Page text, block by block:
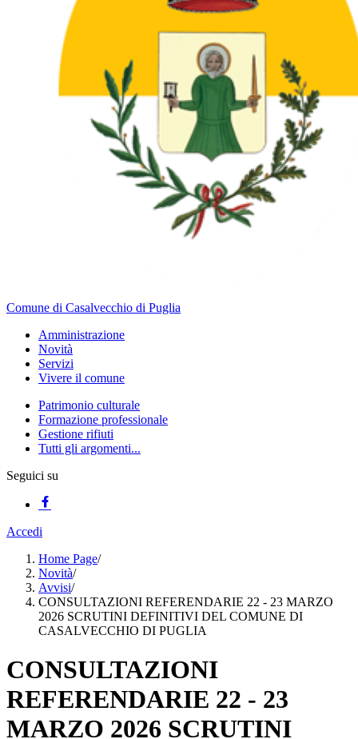
Comune di Casalvecchio di Puglia
Amministrazione
Novità
Servizi
Vivere il comune
Patrimonio culturale
Formazione professionale
Gestione rifiuti
Tutti gli argomenti...
Seguici su
Accedi
Home Page/
Novità/
Avvisi/
CONSULTAZIONI REFERENDARIE 22 - 23 MARZO
2026 SCRUTINI DEFINITIVI DEL COMUNE DI
CASALVECCHIO DI PUGLIA
CONSULTAZIONI
REFERENDARIE 22 - 23
MARZO 2026 SCRUTINI